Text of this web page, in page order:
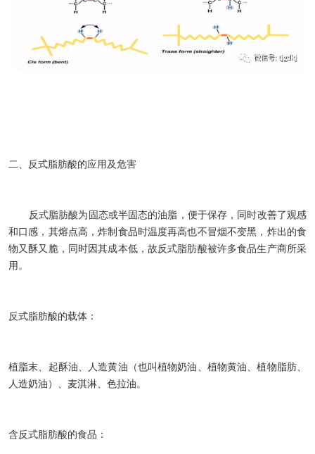
二、反式脂肪酸的应用及危害
反式脂肪酸为固态或半固态的油脂，便于保存，同时改善了观感
和口感，其熔点高，炸制食品时温度再高也不冒烟不变黑，炸出的食
物又酥又脆，同时因其成本低，故反式脂肪酸被许多食品生产商所采
用。
反式脂肪酸的载体：
植脂末、起酥油、人造黄油（也叫植物奶油、植物黄油、植物脂肪、
人造奶油）、麦淇淋、色拉油。
含反式脂肪酸的食品：